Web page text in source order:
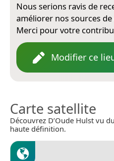
Nous serions ravis de
améliorer nos sources
Merci pour votre
Modifier ce
Carte satellite
Découvrez D’Oude Hulst vu
haute définition.